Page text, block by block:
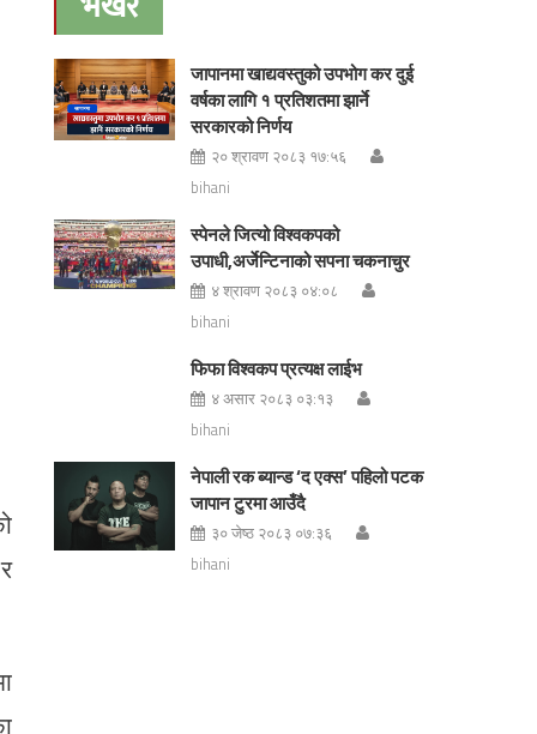
जापानमा खाद्यवस्तुको उपभोग कर दुई
वर्षका लागि १ प्रतिशतमा झार्ने
सरकारको निर्णय
२० श्रावण २०८३ १७:५६
bihani
स्पेनले जित्यो विश्वकपको
उपाधी,अर्जेन्टिनाको सपना चकनाचुर
४ श्रावण २०८३ ०४:०८
bihani
फिफा विश्वकप प्रत्यक्ष लाईभ
४ असार २०८३ ०३:१३
bihani
नेपाली रक ब्यान्ड ‘द एक्स’ पहिलो पटक
जापान टुरमा आउँदै
३० जेष्ठ २०८३ ०७:३६
bihani